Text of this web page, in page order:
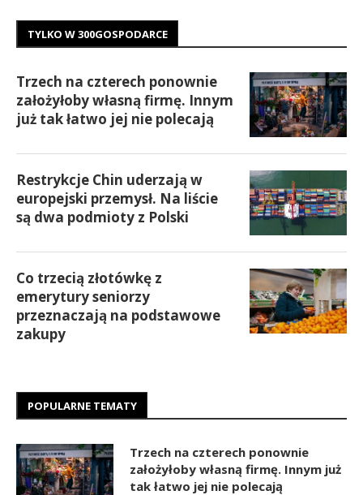
TYLKO W 300GOSPODARCE
Trzech na czterech ponownie
założyłoby własną firmę. Innym
już tak łatwo jej nie polecają
Restrykcje Chin uderzają w
europejski przemysł. Na liście
są dwa podmioty z Polski
Co trzecią złotówkę z
emerytury seniorzy
przeznaczają na podstawowe
zakupy
POPULARNE TEMATY
Trzech na czterech ponownie
założyłoby własną firmę. Innym już
tak łatwo jej nie polecają